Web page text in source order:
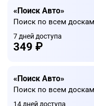
«Поиск Авто»
Поиск по всем
7 дней доступа
349 ₽
«Поиск Авто»
Поиск по всем
14 дней доступа